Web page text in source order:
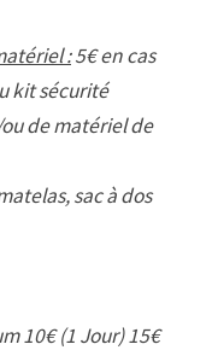
:5€ en cas
kit sécurité
de matériel de
sac à dos
10€ (1 Jour) 15€